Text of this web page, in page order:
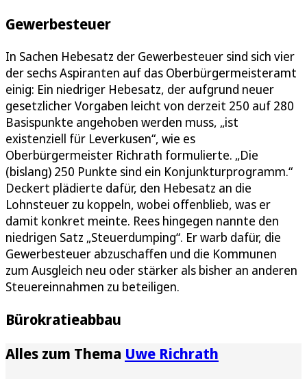
Gewerbesteuer
In Sachen Hebesatz der Gewerbesteuer sind sich vier
der sechs Aspiranten auf das Oberbürgermeisteramt
einig: Ein niedriger Hebesatz, der aufgrund neuer
gesetzlicher Vorgaben leicht von derzeit 250 auf 280
Basispunkte angehoben werden muss, „ist
existenziell für Leverkusen“, wie es
Oberbürgermeister Richrath formulierte. „Die
(bislang) 250 Punkte sind ein Konjunkturprogramm.“
Deckert plädierte dafür, den Hebesatz an die
Lohnsteuer zu koppeln, wobei offenblieb, was er
damit konkret meinte. Rees hingegen nannte den
niedrigen Satz „Steuerdumping“. Er warb dafür, die
Gewerbesteuer abzuschaffen und die Kommunen
zum Ausgleich neu oder stärker als bisher an anderen
Steuereinnahmen zu beteiligen.
Bürokratieabbau
Alles zum Thema Uwe Richrath